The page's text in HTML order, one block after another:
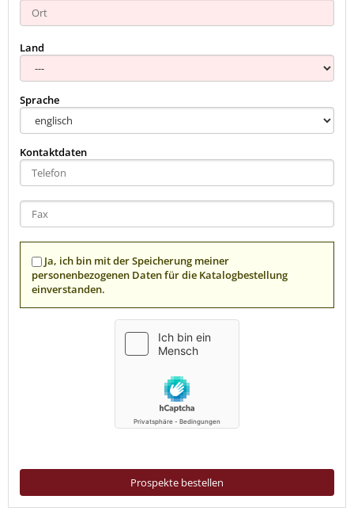
Land
Sprache
Kontaktdaten
personenbezogenen Daten für die Katalogbestellung
einverstanden.
Prospekte bestellen